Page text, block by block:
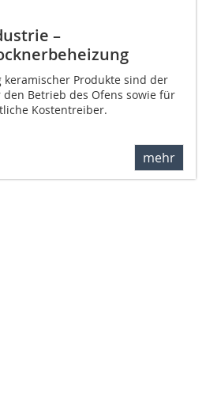
–
Produkte sind der
Betrieb des Ofens sowie für
Kostentreiber.
mehr